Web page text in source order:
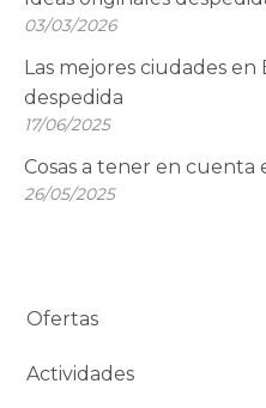
03/03/2026
Las mejores ciudades en
despedida
17/06/2025
Cosas a tener en
26/05/2025
Ofertas
Actividades